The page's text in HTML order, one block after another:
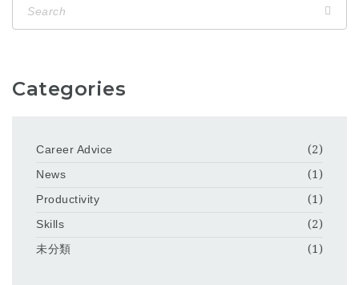
Categories
Career Advice
(2)
News
(1)
Productivity
(1)
Skills
(2)
未分類
(1)